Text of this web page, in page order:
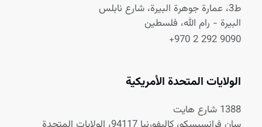
ط3، عمارة جوهرة البيرة، شارع نابلس
البيرة - رام الله، فلسطين
+970 2 292 9090
الولايات المتحدة الأمريكية
1388 شارع هايت